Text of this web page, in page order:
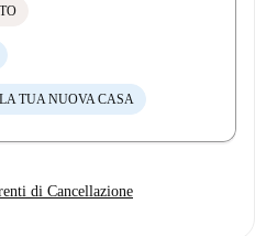
TUA NUOVA CASA
di Cancellazione